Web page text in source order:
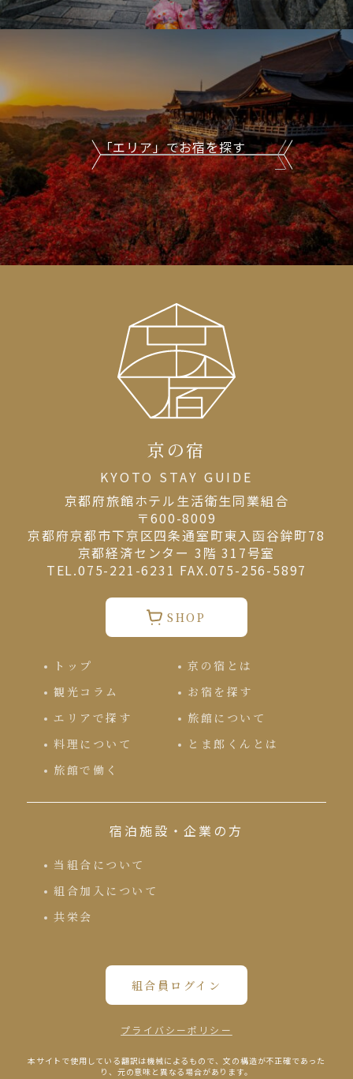
「エリア」でお宿を探す
京の宿
KYOTO STAY GUIDE
京都府旅館ホテル⽣活衛⽣同業組合
〒600-8009
京都府京都市下京区四条通室町東入函谷鉾町78
京都経済センター 3階 317号室
TEL.075-221-6231 FAX.075-256-5897
SHOP
トップ
京の宿とは
観光コラム
お宿を探す
エリアで探す
旅館について
料理について
とま郎くんとは
旅館で働く
宿泊施設・企業の方
当組合について
組合加入について
共栄会
組合員ログイン
プライバシーポリシー
本サイトで使⽤している翻訳は機械によるもので、⽂の構造が不正確であった
り、元の意味と異なる場合があります。